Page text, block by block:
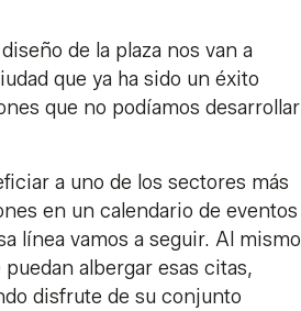
de la plaza nos van a
que ya ha sido un éxito
que no podíamos desarrollar
a uno de los sectores más
en un calendario de eventos
línea vamos a seguir. Al mismo
albergar esas citas,
disfrute de su conjunto